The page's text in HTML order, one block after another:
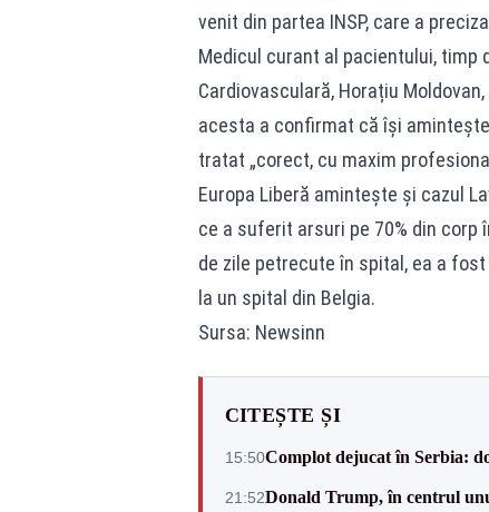
venit din partea INSP, care a
Medicul curant al pacientului, timp
Cardiovasculară, Horațiu
acesta a confirmat că își
tratat „corect, cu maxim
Europa Liberă amintește și cazul
ce a suferit arsuri pe 70% din corp
de zile petrecute în spital, ea a
la un spital din Belgia.
Sursa: Newsinn
CITEȘTE ȘI
15:50Complot dejucat în Serbia:
21:52Donald Trump, în centrul